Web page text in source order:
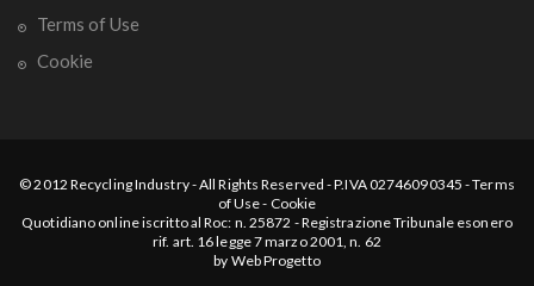
Terms of Use
Cookie
© 2012 Recycling Industry-All Rights Reserved - P.IVA 02746090345 -Terms
of Use- Cookie
Quotidiano online iscritto al Roc: n. 25872 - Registrazione Tribunale esonero
rif. art. 16 legge 7 marzo 2001, n. 62
by Web Progetto